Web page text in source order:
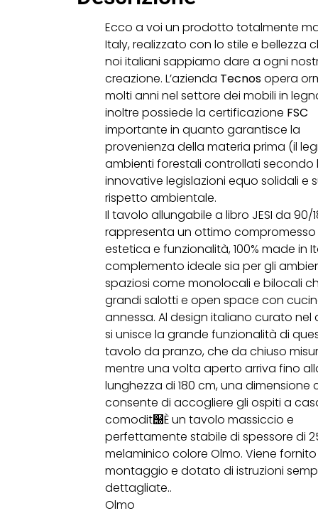
Ecco a voi un prodotto totalmente
Italy, realizzato con lo stile e bellezza
noi italiani sappiamo dare a ogni
creazione. L’azienda Tecnosopera
molti anni nel settore dei mobili in
inoltre possiede la certificazione FSC
importante in quanto garantisce la
provenienza della materia prima (il
ambienti forestali controllati secondo
innovative legislazioni equo solidali e
rispetto ambientale.
Il tavolo allungabile a libro JESI da 90/
rappresenta un ottimo
estetica e funzionalità, 100% made in
complemento ideale sia per gli
spaziosi come monolocali e bilocali
grandi salotti e open space con
annessa. Al design italiano curato nel
si unisce la grande funzionalità di
tavolo da pranzo, che da chiuso
mentre una volta aperto arriva fino
lunghezza di 180 cm, una dimensione
consente di accogliere gli ospiti a
comodit஠È un tavolo massiccio e
perfettamente stabile di spessore di
melaminico colore Olmo. Viene fornito
montaggio e dotato di istruzioni
dettagliate..
Olmo